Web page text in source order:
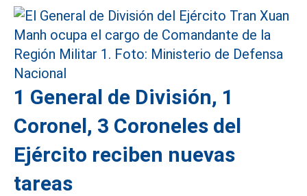
1 General de División, 1
Coronel, 3 Coroneles del
Ejército reciben nuevas
tareas